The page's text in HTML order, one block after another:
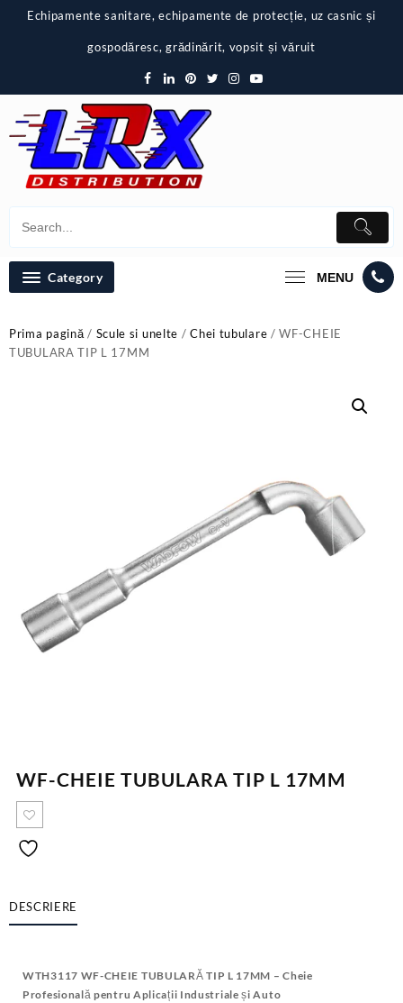
Echipamente sanitare, echipamente de protecție, uz casnic și
gospodăresc, grădinărit, vopsit și văruit
Category MENU
Prima pagină/ Scule si unelte /Chei tubulare / WF-CHEIE
TUBULARA TIP L 17MM
WF-CHEIE TUBULARA TIP L 17MM
DESCRIERE
WTH3117 WF-CHEIE TUBULARĂ TIP L 17MM – Cheie
Profesională pentru Aplicații Industriale și Auto